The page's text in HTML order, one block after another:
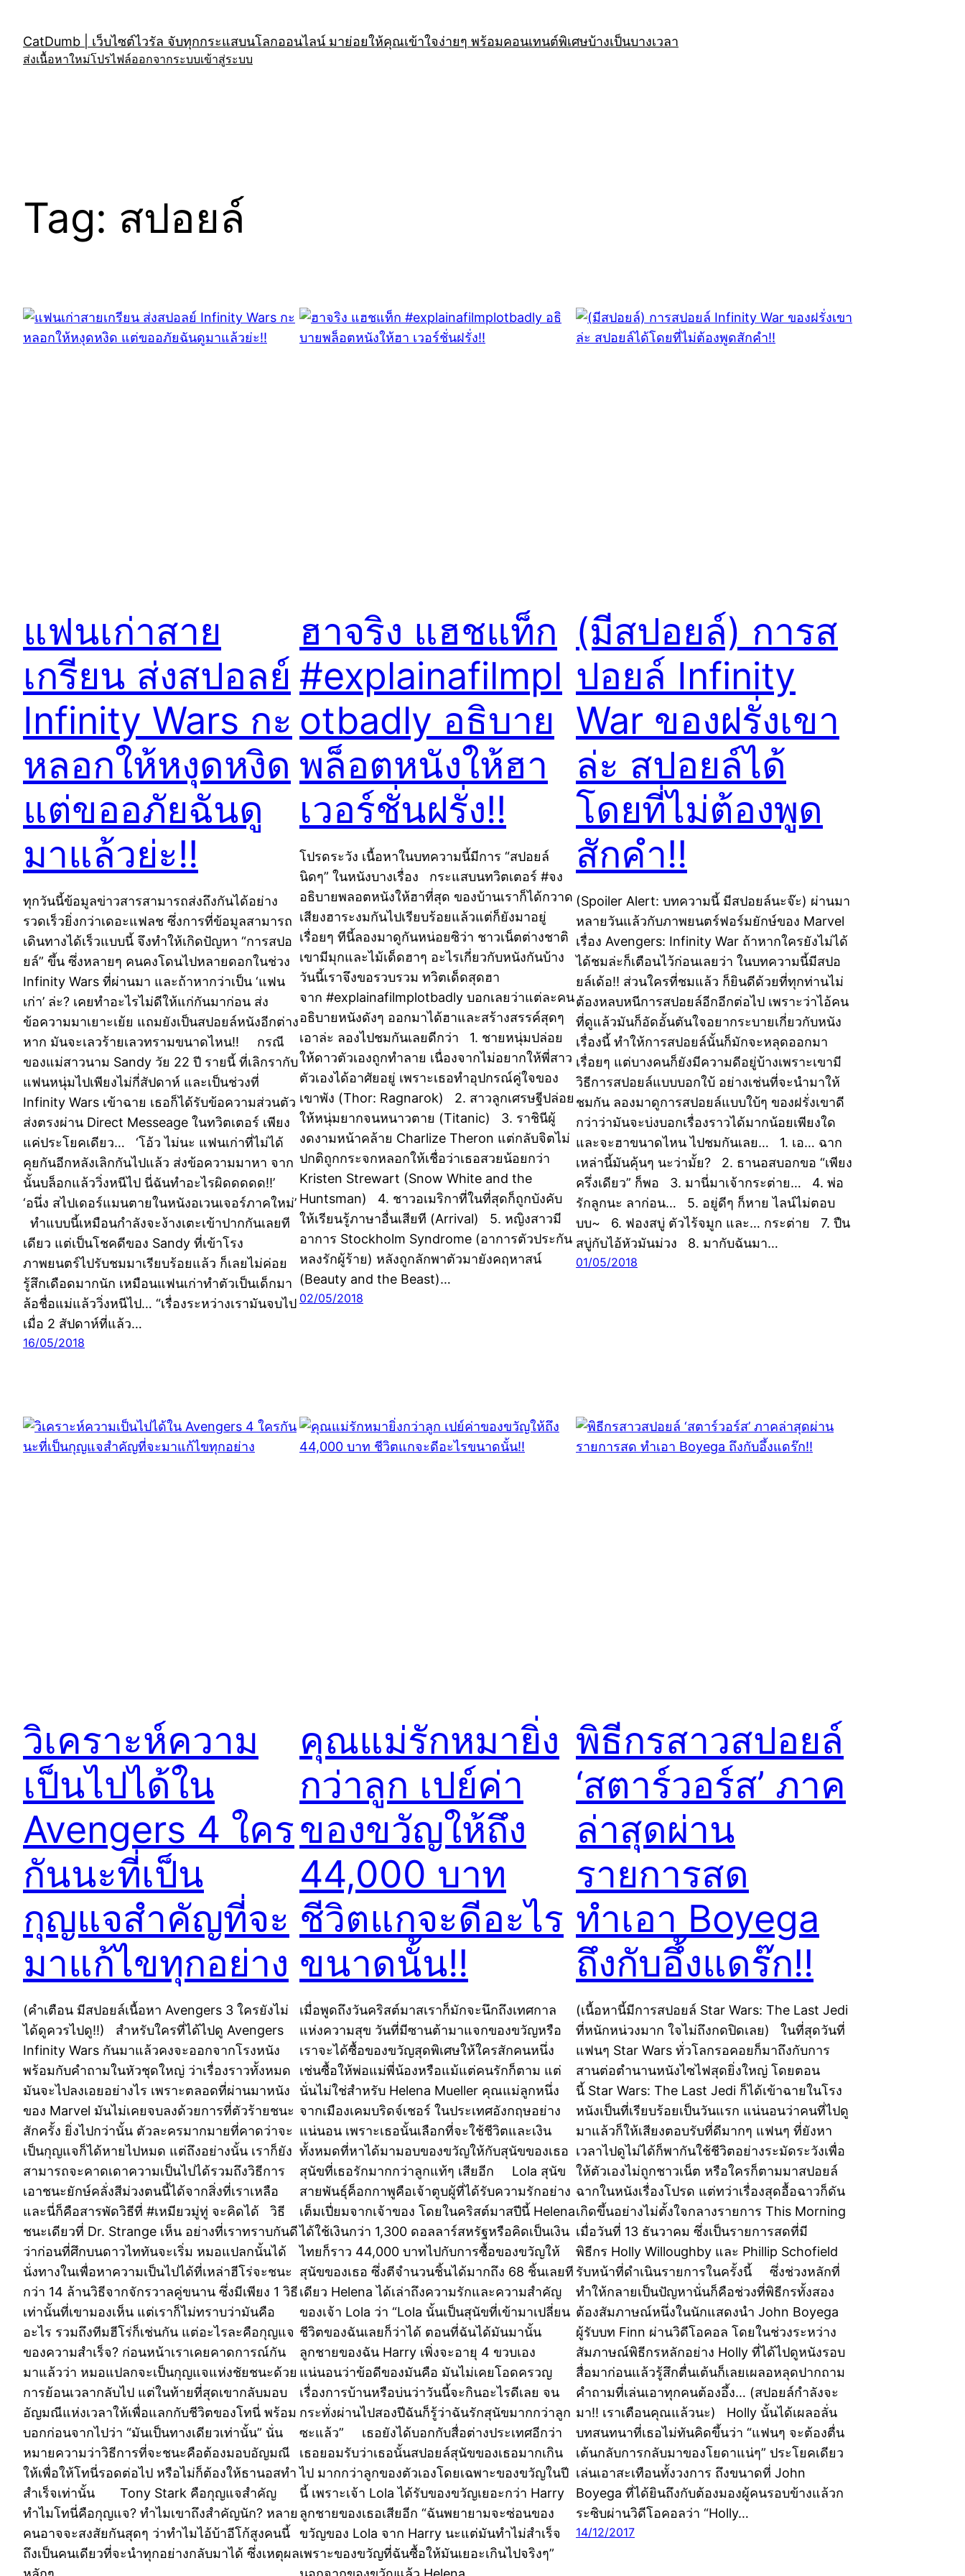
content
CatDumb | เว็บไซต์ไวรัล จับทุกกระแสบนโลกออนไลน์ มาย่อยให้คุณเข้าใจง่ายๆ พร้อมคอนเทนต์พิเศษบ้างเป็นบางเวลา
ส่งเนื้อหาใหม่โปรไฟล์ออกจากระบบเข้าสู่ระบบ
Tag: สปอยล์
แฟนเก่าสาย
เกรียน ส่งสปอลย์
Infinity Wars กะ
หลอกให้หงุดหงิด
แต่ขออภัยฉันดู
มาแล้วย่ะ!!
ทุกวันนี้ข้อมูลข่าวสารสามารถส่งถึงกันได้อย่าง
รวดเร็วยิ่งกว่าเดอะแฟลช ซึ่งการที่ข้อมูลสามารถ
เดินทางได้เร็วแบบนี้ จึงทำให้เกิดปัญหา “การสปอ
ยล์” ขึ้น ซึ่งหลายๆ คนคงโดนไปหลายดอกในช่วง
Infinity Wars ที่ผ่านมา และถ้าหากว่าเป็น ‘แฟน
เก่า’ ล่ะ? เคยทำอะไรไม่ดีให้แก่กันมาก่อน ส่ง
ข้อความมาเยาะเย้ย แถมยังเป็นสปอยล์หนังอีกต่าง
หาก มันจะเลวร้ายเลวทรามขนาดไหน!! กรณี
ของแม่สาวนาม Sandy วัย 22 ปี รายนี้ ที่เลิกรากับ
แฟนหนุ่มไปเพียงไม่กี่สัปดาห์ และเป็นช่วงที่
Infinity Wars เข้าฉาย เธอก็ได้รับข้อความส่วนตัว
ส่งตรงผ่าน Direct Messeage ในทวิตเตอร์ เพียง
แค่ประโยคเดียว… ‘โอ้ว ไม่นะ แฟนเก่าที่ไม่ได้
คุยกันอีกหลังเลิกกันไปแล้ว ส่งข้อความมาหา จาก
นั้นบล็อกแล้ววิ่งหนีไป นี่ฉันทำอะไรผิดดดดด!!’
‘อนึ่ง สไปเดอร์แมนตายในหนังอเวนเจอร์ภาคใหม่’
ทำแบบนี้เหมือนกำลังจะง้างเตะเข้าปากกันเลยที
เดียว แต่เป็นโชคดีของ Sandy ที่เข้าโรง
ภาพยนตร์ไปรับชมมาเรียบร้อยแล้ว ก็เลยไม่ค่อย
รู้สึกเดือดมากนัก เหมือนแฟนเก่าทำตัวเป็นเด็กมา
ล้อชื่อแม่แล้ววิ่งหนีไป… “เรื่องระหว่างเรามันจบไป
เมื่อ 2 สัปดาห์ที่แล้ว…
16/05/2018
ฮาจริง แฮชแท็ก
#explainafilmpl
otbadly อธิบาย
พล็อตหนังให้ฮา
เวอร์ชั่นฝรั่ง!!
โปรดระวัง เนื้อหาในบทความนี้มีการ “สปอยล์
นิดๆ” ในหนังบางเรื่อง กระแสบนทวิตเตอร์ #จง
อธิบายพลอตหนังให้ฮาที่สุด ของบ้านเราก็ได้กวาด
เสียงฮาระงมกันไปเรียบร้อยแล้วแต่ก็ยังมาอยู่
เรื่อยๆ ทีนี้ลองมาดูกันหน่อยซิว่า ชาวเน็ตต่างชาติ
เขามีมุกและไม้เด็ดฮาๆ อะไรเกี่ยวกับหนังกันบ้าง
วันนี้เราจึงขอรวบรวม ทวิตเด็ดสุดฮา
จาก #explainafilmplotbadly บอกเลยว่าแต่ละคน
อธิบายหนังดังๆ ออกมาได้ฮาและสร้างสรรค์สุดๆ
เอาล่ะ ลองไปชมกันเลยดีกว่า 1. ชายหนุ่มปล่อย
ให้ดาวตัวเองถูกทำลาย เนื่องจากไม่อยากให้พี่สาว
ตัวเองได้อาศัยอยู่ เพราะเธอทำอุปกรณ์คู่ใจของ
เขาพัง (Thor: Ragnarok) 2. สาวลูกเศรษฐีปล่อย
ให้หนุ่มยากจนหนาวตาย (Titanic) 3. ราชินีผู้
งดงามหน้าคล้าย Charlize Theron แต่กลับจิตไม่
ปกติถูกกระจกหลอกให้เชื่อว่าเธอสวยน้อยกว่า
Kristen Strewart (Snow White and the
Huntsman) 4. ชาวอเมริกาที่ในที่สุดก็ถูกบังคับ
ให้เรียนรู้ภาษาอื่นเสียที (Arrival) 5. หญิงสาวมี
อาการ Stockholm Syndrome (อาการตัวประกัน
หลงรักผู้ร้าย) หลังถูกลักพาตัวมายังคฤหาสน์
(Beauty and the Beast)…
02/05/2018
(มีสปอยล์) การส
ปอยล์ Infinity
War ของฝรั่งเขา
ล่ะ สปอยล์ได้
โดยที่ไม่ต้องพูด
สักคำ!!
(Spoiler Alert: บทความนี้ มีสปอยล์นะจ๊ะ) ผ่านมา
หลายวันแล้วกับภาพยนตร์ฟอร์มยักษ์ของ Marvel
เรื่อง Avengers: Infinity War ถ้าหากใครยังไม่ได้
ได้ชมล่ะก็เตือนไว้ก่อนเลยว่า ในบทความนี้มีสปอ
ยล์เด้อ!! ส่วนใครที่ชมแล้ว ก็ยินดีด้วยที่ทุกท่านไม่
ต้องหลบหนีการสปอยล์อีกอีกต่อไป เพราะว่าไอ้คน
ที่ดูแล้วมันก็อัดอั้นตันใจอยากระบายเกี่ยวกับหนัง
เรื่องนี้ ทำให้การสปอยล์นั้นก็มักจะหลุดออกมา
เรื่อยๆ แต่บางคนก็ยังมีความดีอยู่บ้างเพราะเขามี
วิธีการสปอยล์แบบบอกใบ้ อย่างเช่นที่จะนำมาให้
ชมกัน ลองมาดูการสปอยล์แบบใบ้ๆ ของฝรั่งเขาดี
กว่าว่ามันจะบ่งบอกเรื่องราวได้มากน้อยเพียงใด
และจะฮาขนาดไหน ไปชมกันเลย… 1. เอ… ฉาก
เหล่านี้มันคุ้นๆ นะว่ามั้ย? 2. ธานอสบอกขอ “เพียง
ครึ่งเดียว” ก็พอ 3. มานี่มาเจ้ากระต่าย… 4. พ่อ
รักลูกนะ ลาก่อน… 5. อยู่ดีๆ ก็หาย ไลน์ไม่ตอบ
บบ~ 6. ฟองสบู่ ตัวไร้จมูก และ… กระต่าย 7. ปืน
สบู่กับไอ้หัวมันม่วง 8. มากับฉันมา…
01/05/2018
วิเคราะห์ความ
เป็นไปได้ใน
Avengers 4 ใคร
กันนะที่เป็น
กุญแจสำคัญที่จะ
มาแก้ไขทุกอย่าง
(คำเตือน มีสปอยล์เนื้อหา Avengers 3 ใครยังไม่
ได้ดูควรไปดู!!) สำหรับใครที่ได้ไปดู Avengers
Infinity Wars กันมาแล้วคงจะออกจากโรงหนัง
พร้อมกับคำถามในหัวชุดใหญ่ ว่าเรื่องราวทั้งหมด
มันจะไปลงเอยอย่างไร เพราะตลอดที่ผ่านมาหนัง
ของ Marvel มันไม่เคยจบลงด้วยการที่ตัวร้ายชนะ
สักครั้ง ยิ่งไปกว่านั้น ตัวละครมากมายที่คาดว่าจะ
เป็นกุญแจก็ได้หายไปหมด แต่ถึงอย่างนั้น เราก็ยัง
สามารถจะคาดเดาความเป็นไปได้รวมถึงวิธีการ
เอาชนะยักษ์คลั่งสีม่วงตนนี้ได้จากสิ่งที่เราเหลือ
และนี่ก็คือสารพัดวิธีที่ #เหมียวมู่ทู่ จะคิดได้ วิธี
ชนะเดียวที่ Dr. Strange เห็น อย่างที่เราทราบกันดี
ว่าก่อนที่ศึกบนดาวไททันจะเริ่ม หมอแปลกนั้นได้
นั่งทางในเพื่อหาความเป็นไปได้ที่เหล่าฮีโร่จะชนะ
กว่า 14 ล้านวิธีจากจักรวาลคู่ขนาน ซึ่งมีเพียง 1 วิธี
เท่านั้นที่เขามองเห็น แต่เราก็ไม่ทราบว่ามันคือ
อะไร รวมถึงทีมฮีโร่ก็เช่นกัน แต่อะไรละคือกุญแจ
ของความสำเร็จ? ก่อนหน้าเราเคยคาดการณ์กัน
มาแล้วว่า หมอแปลกจะเป็นกุญแจแห่งชัยชนะด้วย
การย้อนเวลากลับไป แต่ในท้ายที่สุดเขากลับมอบ
อัญมณีแห่งเวลาให้เพื่อแลกกับชีวิตของโทนี่ พร้อม
บอกก่อนจากไปว่า “มันเป็นทางเดียวเท่านั้น” นั่น
หมายความว่าวิธีการที่จะชนะคือต้องมอบอัญมณี
ให้เพื่อให้โทนี่รอดต่อไป หรือไม่ก็ต้องให้ธานอสทำ
สำเร็จเท่านั้น Tony Stark คือกุญแจสำคัญ
ทำไมโทนี่คือกุญแจ? ทำไมเขาถึงสำคัญนัก? หลาย
คนอาจจะสงสัยกันสุดๆ ว่าทำไมไอ้บ้าอีโก้สูงคนนี้
ถึงเป็นคนเดียวที่จะนำทุกอย่างกลับมาได้ ซึ่งเหตุผล
คุณแม่รักหมายิ่ง
กว่าลูก เปย์ค่า
ของขวัญให้ถึง
44,000 บาท
ชีวิตแกจะดีอะไร
ขนาดนั้น!!
เมื่อพูดถึงวันคริสต์มาสเราก็มักจะนึกถึงเทศกาล
แห่งความสุข วันที่มีซานต้ามาแจกของขวัญหรือ
เราจะได้ซื้อของขวัญสุดพิเศษให้ใครสักคนหนึ่ง
เช่นซื้อให้พ่อแม่พี่น้องหรือแม้แต่คนรักก็ตาม แต่
นั่นไม่ใช่สำหรับ Helena Mueller คุณแม่ลูกหนึ่ง
จากเมืองเคมบริดจ์เชอร์ ในประเทศอังกฤษอย่าง
แน่นอน เพราะเธอนั้นเลือกที่จะใช้ชีวิตและเงิน
ทั้งหมดที่หาได้มามอบของขวัญให้กับสุนัขของเธอ
สุนัขที่เธอรักมากกว่าลูกแท้ๆ เสียอีก Lola สุนัข
สายพันธุ์ค็อกกาพูคือเจ้าตูบผู้ที่ได้รับความรักอย่าง
เต็มเปี่ยมจากเจ้าของ โดยในคริสต์มาสปีนี้ Helena
ได้ใช้เงินกว่า 1,300 ดอลลาร์สหรัฐหรือคิดเป็นเงิน
ไทยก็ราว 44,000 บาทไปกับการซื้อของขวัญให้
สุนัขของเธอ ซึ่งตีจำนวนชิ้นได้มากถึง 68 ชิ้นเลยที
เดียว Helena ได้เล่าถึงความรักและความสำคัญ
ของเจ้า Lola ว่า “Lola นั้นเป็นสุนัขที่เข้ามาเปลี่ยน
ชีวิตของฉันเลยก็ว่าได้ ตอนที่ฉันได้มันมานั้น
ลูกชายของฉัน Harry เพิ่งจะอายุ 4 ขวบเอง
แน่นอนว่าข้อดีของมันคือ มันไม่เคยโอดครวญ
เรื่องการบ้านหรือบ่นว่าวันนี้จะกินอะไรดีเลย จน
กระทั่งผ่านไปสองปีฉันก็รู้ว่าฉันรักสุนัขมากกว่าลูก
ซะแล้ว” เธอยังได้บอกกับสื่อต่างประเทศอีกว่า
เธอยอมรับว่าเธอนั้นสปอยล์สุนัขของเธอมากเกิน
ไป มากกว่าลูกของตัวเองโดยเฉพาะของขวัญในปี
นี้ เพราะเจ้า Lola ได้รับของขวัญเยอะกว่า Harry
ลูกชายของเธอเสียอีก “ฉันพยายามจะซ่อนของ
ขวัญของ Lola จาก Harry นะแต่มันทำไม่สำเร็จ
เพราะของขวัญที่ฉันซื้อให้มันเยอะเกินไปจริงๆ”
พิธีกรสาวสปอยล์
‘สตาร์วอร์ส’ ภาค
ล่าสุดผ่าน
รายการสด
ทำเอา Boyega
ถึงกับอึ้งแดร๊ก!!
(เนื้อหานี้มีการสปอยล์ Star Wars: The Last Jedi
ที่หนักหน่วงมาก ใจไม่ถึงกดปิดเลย) ในที่สุดวันที่
แฟนๆ Star Wars ทั่วโลกรอคอยก็มาถึงกับการ
สานต่อตำนานหนังไซไฟสุดยิ่งใหญ่ โดยตอน
นี้ Star Wars: The Last Jedi ก็ได้เข้าฉายในโรง
หนังเป็นที่เรียบร้อยเป็นวันแรก แน่นอนว่าคนที่ไปดู
มาแล้วก็ให้เสียงตอบรับที่ดีมากๆ แฟนๆ ที่ยังหา
เวลาไปดูไม่ได้ก็พากันใช้ชีวิตอย่างระมัดระวังเพื่อ
ให้ตัวเองไม่ถูกชาวเน็ต หรือใครก็ตามมาสปอยล์
ฉากในหนังเรื่องโปรด แต่ทว่าเรื่องสุดอื้อฉาวก็ดัน
เกิดขึ้นอย่างไม่ตั้งใจกลางรายการ This Morning
เมื่อวันที่ 13 ธันวาคม ซึ่งเป็นรายการสดที่มี
พิธีกร Holly Willoughby และ Phillip Schofield
รับหน้าที่ดำเนินรายการในครั้งนี้ ซึ่งช่วงหลักที่
ทำให้กลายเป็นปัญหานั่นก็คือช่วงที่พิธีกรทั้งสอง
ต้องสัมภาษณ์หนึ่งในนักแสดงนำ John Boyega
ผู้รับบท Finn ผ่านวิดีโอคอล โดยในช่วงระหว่าง
สัมภาษณ์พิธีกรหลักอย่าง Holly ที่ได้ไปดูหนังรอบ
สื่อมาก่อนแล้วรู้สึกตื่นเต้นก็เลยเผลอหลุดปากถาม
คำถามที่เล่นเอาทุกคนต้องอึ้ง… (สปอยล์กำลังจะ
มา!! เราเตือนคุณแล้วนะ) Holly นั้นได้เผลอลั่น
บทสนทนาที่เธอไม่ทันคิดขึ้นว่า “แฟนๆ จะต้องตื่น
เต้นกลับการกลับมาของโยดาแน่ๆ” ประโยคเดียว
เล่นเอาสะเทือนทั้งวงการ ถึงขนาดที่ John
Boyega ที่ได้ยินถึงกับต้องมองผู้คนรอบข้างแล้วก
ระซิบผ่านวิดีโอคอลว่า “Holly…
14/12/2017